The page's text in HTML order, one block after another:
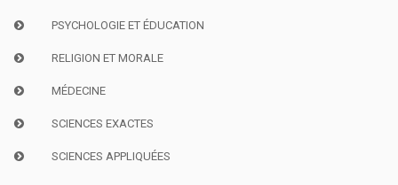
PSYCHOLOGIE ET ÉDUCATION
RELIGION ET MORALE
MÉDECINE
SCIENCES EXACTES
SCIENCES APPLIQUÉES